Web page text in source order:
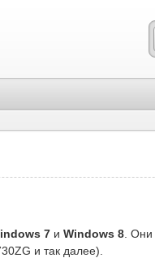
7и Windows 8. Они
и так далее).